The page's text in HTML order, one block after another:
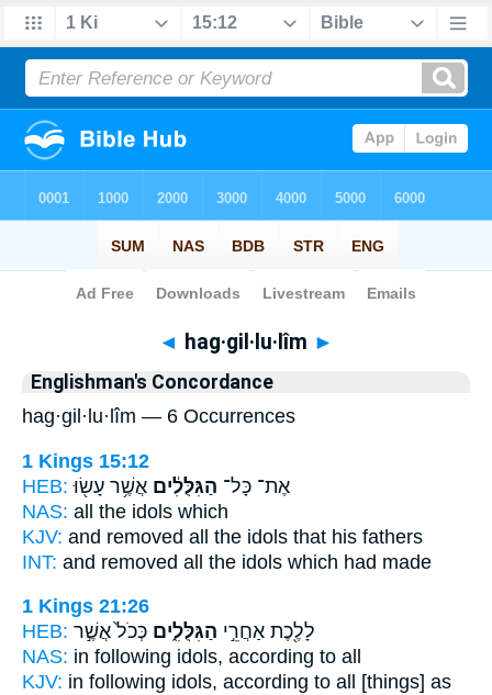
Bible> Strong's > Hebrew
◄ hag·gil·lu·lîm ►
Englishman's Concordance
hag·gil·lu·lîm — 6 Occurrences
1 Kings 15:12
HEB:
אֶת־ כָּל־ הַגִּלֻּלִ֔ים אֲשֶׁ֥ר עָשׂ֖וּ
NAS: all the idols which
KJV: and removed all the idols that his fathers
INT: and removed all the idols which had made
1 Kings 21:26
HEB:
לָלֶ֖כֶת אַחֲרֵ֣י הַגִּלֻּלִ֑ים כְּכֹל֙ אֲשֶׁ֣ר
NAS: in following idols, according to all
KJV: in following idols, according to all [things] as